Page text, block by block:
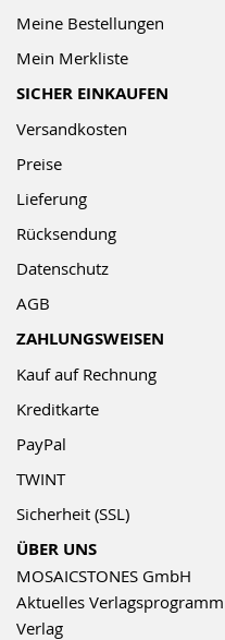
Meine Bestellungen
Mein Merkliste
SICHER EINKAUFEN
Versandkosten
Preise
Lieferung
Rücksendung
Datenschutz
AGB
ZAHLUNGSWEISEN
Kauf auf Rechnung
Kreditkarte
PayPal
TWINT
Sicherheit (SSL)
ÜBER UNS
MOSAICSTONES GmbH
Aktuelles Verlagsprogramm
Verlag